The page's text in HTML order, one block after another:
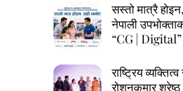
सस्तो मात्रै
नेपाली
“CG | Digital”
राष्ट्रिय व्यक्तित्व
रोशनकुमार श्रेष्ठ